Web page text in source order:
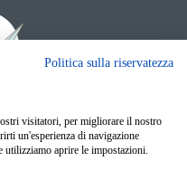
Politica sulla riservatezza
visitatori, per migliorare il nostro
un'esperienza di navigazione
utilizziamo aprire le impostazioni.